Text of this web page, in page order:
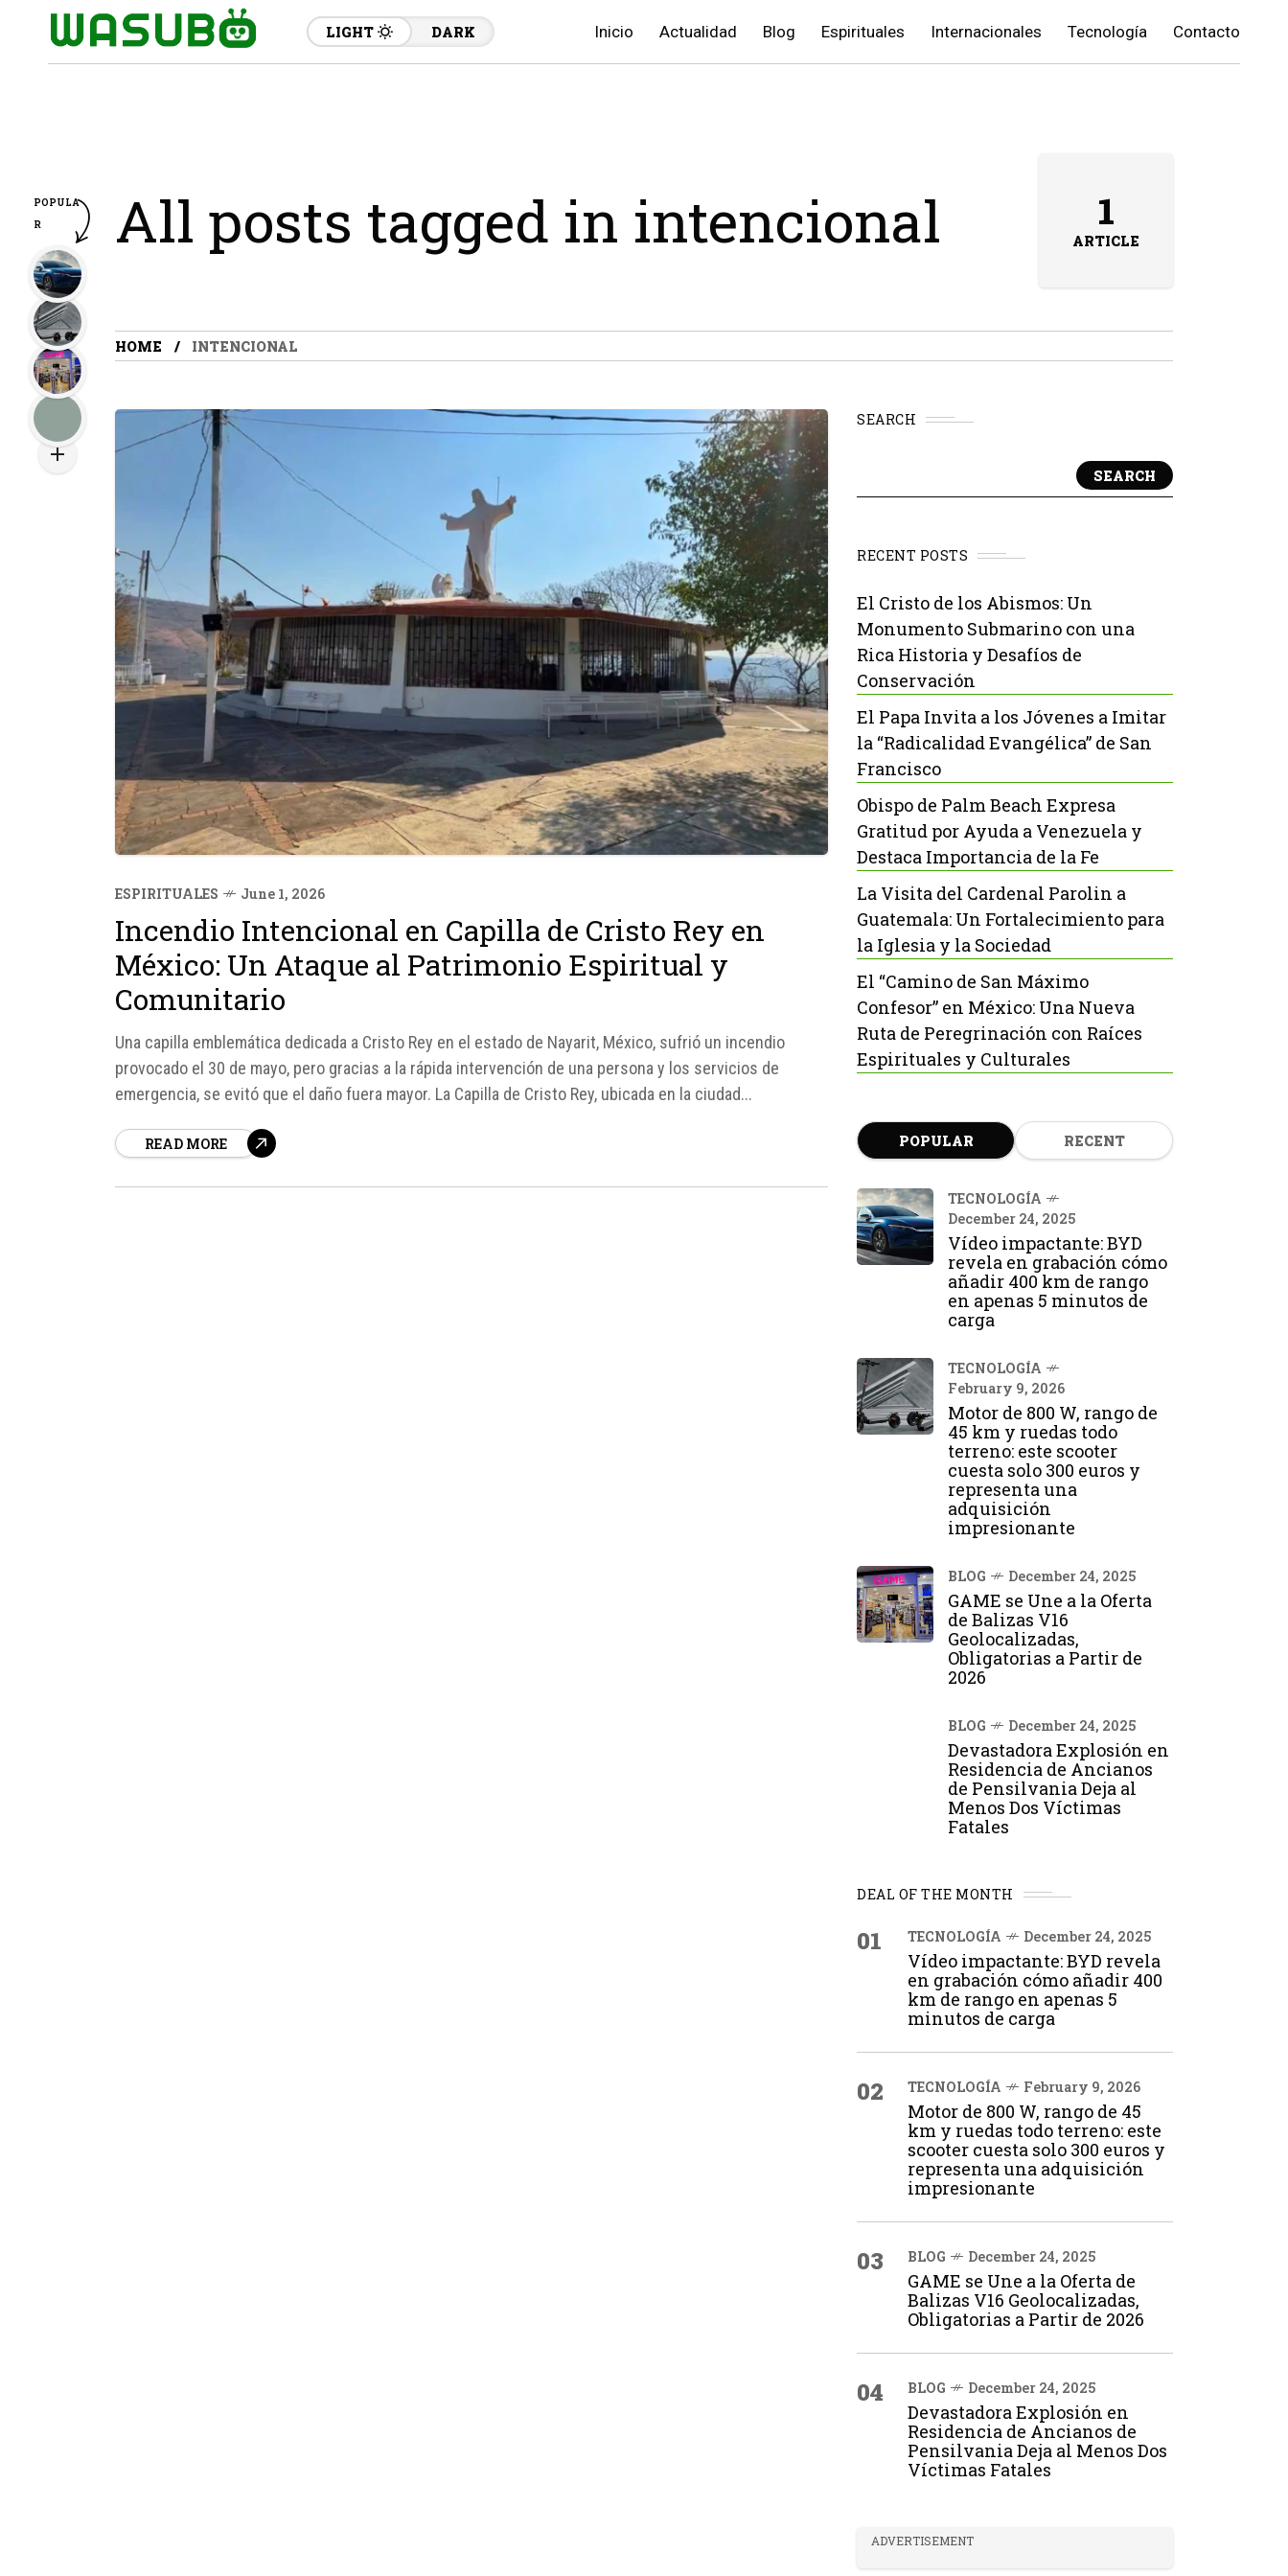
LIGHT DARK Inicio Actualidad Blog Espirituales Internacionales Tecnología Contacto
All posts tagged in intencional 1
ARTICLE
HOME INTENCIONAL
ESPIRITUALES June 1, 2026
Incendio Intencional en Capilla de Cristo Rey en
México: Un Ataque al Patrimonio Espiritual y
Comunitario
Una capilla emblemática dedicada a Cristo Rey en el estado de Nayarit, México, sufrió un incendio
provocado el 30 de mayo, pero gracias a la rápida intervención de una persona y los servicios de
emergencia, se evitó que el daño fuera mayor. La Capilla de Cristo Rey, ubicada en la ciudad...
READ MORE
SEARCH
SEARCH
RECENT POSTS
El Cristo de los Abismos: Un
Monumento Submarino con una
Rica Historia y Desafíos de
Conservación
El Papa Invita a los Jóvenes a Imitar
la “Radicalidad Evangélica” de San
Francisco
Obispo de Palm Beach Expresa
Gratitud por Ayuda a Venezuela y
Destaca Importancia de la Fe
La Visita del Cardenal Parolin a
Guatemala: Un Fortalecimiento para
la Iglesia y la Sociedad
El “Camino de San Máximo
Confesor” en México: Una Nueva
Ruta de Peregrinación con Raíces
Espirituales y Culturales
POPULAR RECENT
TECNOLOGÍA
December 24, 2025
Vídeo impactante: BYD
revela en grabación cómo
añadir 400 km de rango
en apenas 5 minutos de
carga
TECNOLOGÍA
February 9, 2026
Motor de 800 W, rango de
45 km y ruedas todo
terreno: este scooter
cuesta solo 300 euros y
representa una
adquisición
impresionante
BLOG December 24, 2025
GAME se Une a la Oferta
de Balizas V16
Geolocalizadas,
Obligatorias a Partir de
2026
BLOG December 24, 2025
Devastadora Explosión en
Residencia de Ancianos
de Pensilvania Deja al
Menos Dos Víctimas
Fatales
DEAL OF THE MONTH
01 TECNOLOGÍA December 24, 2025
Vídeo impactante: BYD revela
en grabación cómo añadir 400
km de rango en apenas 5
minutos de carga
02 TECNOLOGÍA February 9, 2026
Motor de 800 W, rango de 45
km y ruedas todo terreno: este
scooter cuesta solo 300 euros y
representa una adquisición
impresionante
03 BLOG December 24, 2025
GAME se Une a la Oferta de
Balizas V16 Geolocalizadas,
Obligatorias a Partir de 2026
04 BLOG December 24, 2025
Devastadora Explosión en
Residencia de Ancianos de
Pensilvania Deja al Menos Dos
Víctimas Fatales
ADVERTISEMENT
POPULA
R